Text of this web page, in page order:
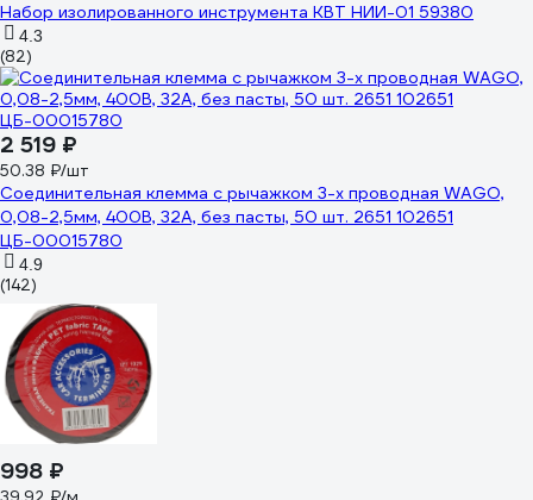
Набор изолированного инструмента КВТ НИИ-01 59380
4.3
(82)
2 519 ₽
50.38 ₽/шт
Соединительная клемма с рычажком 3-х проводная WAGO,
0,08-2,5мм, 400В, 32А, без пасты, 50 шт. 2651 102651
ЦБ-00015780
4.9
(142)
998 ₽